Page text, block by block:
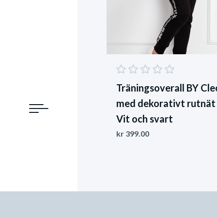
Träningsoverall BY
med dekorativt rutnät
Vit och svart
kr 399.00